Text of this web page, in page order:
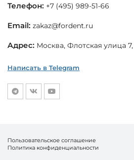
Телефон: +7 (495) 989-51-66
Email: zakaz@fordent.ru
Адрес: Москва, Флотская улица
Написать в Telegram
Пользовательское соглашение
Политика конфиденциальности